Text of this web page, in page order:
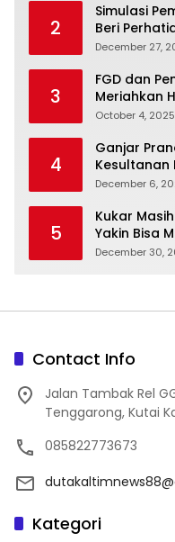
2
Simulasi
Beri
December 27,
3
FGD dan
Meriahkan
October 4, 2025
4
Ganjar
Kesultanan
December 6,
5
Kukar
Yakin Bisa
December 30,
Contact Info
Jalan Tambak Rel
Tenggarong, Kutai
085822773673
Kategori